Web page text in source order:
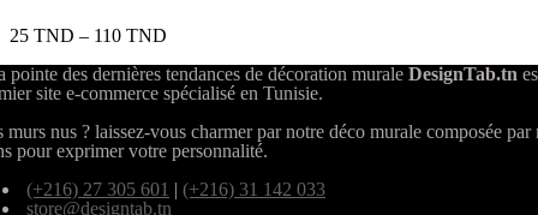
25 TND – 110 TND
pointe des dernières tendances de décoration murale DesignTab.tn
site e-commerce spécialisé en Tunisie.
murs nus ? laissez-vous charmer par notre déco murale composée par
pour exprimer votre personnalité.
(+216) 27 305 601 | (+216) 31 142 033
store@designtab.tn